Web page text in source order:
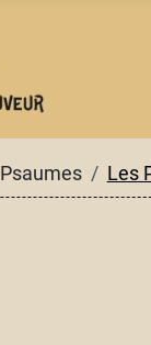
Psaumes Les